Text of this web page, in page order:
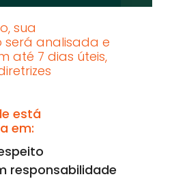
sua
analisada e
até 7 dias úteis,
está
em:
responsabilidade